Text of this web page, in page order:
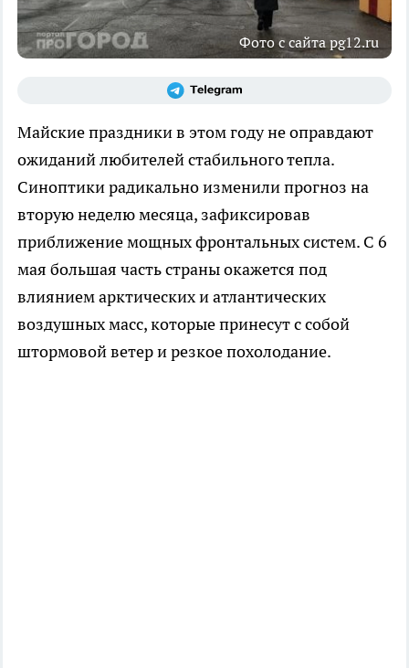
Фото с сайта pg12.ru
Майские праздники в этом году не оправдают
ожиданий любителей стабильного тепла.
Синоптики радикально изменили прогноз на
вторую неделю месяца, зафиксировав
приближение мощных фронтальных систем. С 6
мая большая часть страны окажется под
влиянием арктических и атлантических
воздушных масс, которые принесут с собой
штормовой ветер и резкое похолодание.